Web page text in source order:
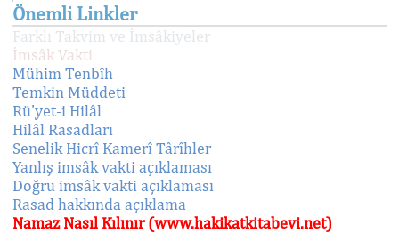
Önemli Linkler
Farklı Takvim ve İmsâkiyeler
İmsâk Vakti
Mühim Tenbîh
Temkin Müddeti
Rü'yet-i Hilâl
Hilâl Rasadları
Senelik Hicrî Kamerî Târîhler
Yanlış imsâk vakti açıklaması
Doğru imsâk vakti açıklaması
Rasad hakkında açıklama
Namaz Nasıl Kılınır (www.hakikatkitabevi.net)